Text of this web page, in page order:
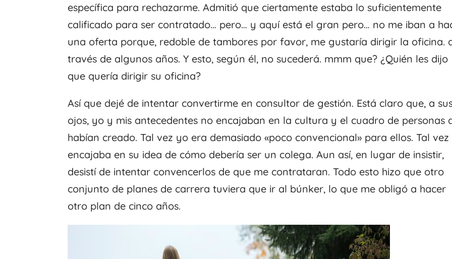
específica para rechazarme. Admitió que ciertamente estaba lo suficientemente
calificado para ser contratado… pero… y aquí está el gran pero… no me iban a
una oferta porque, redoble de tambores por favor, me gustaría dirigir la oficina.
través de algunos años. Y esto, según él, no sucederá. mmm que? ¿Quién les dijo
que quería dirigir su oficina?
Así que dejé de intentar convertirme en consultor de gestión. Está claro que, a
ojos, yo y mis antecedentes no encajaban en la cultura y el cuadro de personas
habían creado. Tal vez yo era demasiado «poco convencional» para ellos. Tal vez
encajaba en su idea de cómo debería ser un colega. Aun así, en lugar de insistir,
desistí de intentar convencerlos de que me contrataran. Todo esto hizo que otro
conjunto de planes de carrera tuviera que ir al búnker, lo que me obligó a hacer
otro plan de cinco años.